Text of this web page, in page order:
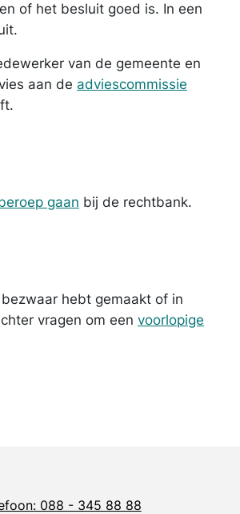
of het besluit goed is. In een
van de gemeente en
aan de adviescommissie
gaan bij de rechtbank.
hebt gemaakt of in
vragen om een voorlopige
088 - 345 88 88